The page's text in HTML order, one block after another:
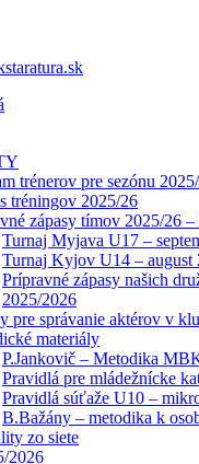
trénerov pre sezónu
tréningov 2025/26
zápasy tímov 2025/26
Turnaj Myjava U17 –
Turnaj Kyjov U14 – august
Prípravné zápasy našich
2025/2026
pre správanie aktérov v
materiály
P.Jankovič – Metodika
Pravidlá pre mládežnícke
Pravidlá súťaže U10 –
B.Bažány – metodika k
zo siete
2026